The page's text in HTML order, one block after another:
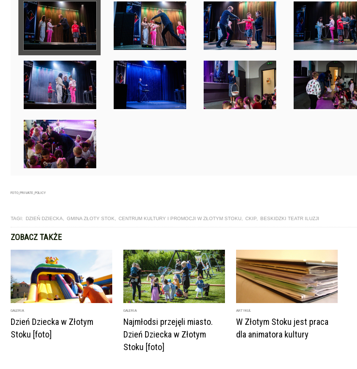
FOTO_PRIVATE_POLICY
TAGI: DZIEŃ DZIECKA GMINA ZŁOTY STOK CENTRUM KULTURY I PROMOCJI W ZŁOTYM STOKU CKIP BESKIDZKI TEATR ILUZJI
ZOBACZ TAKŻE
GALERIA
Dzień Dziecka w Złotym
Stoku [foto]
GALERIA
Najmłodsi przejęli miasto.
Dzień Dziecka w Złotym
Stoku [foto]
ARTYKUŁ
W Złotym Stoku jest praca
dla animatora kultury